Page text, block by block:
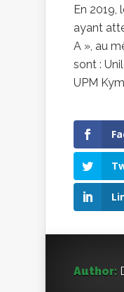
En 2019,
ayant
A », au
sont :
UPM
Author: